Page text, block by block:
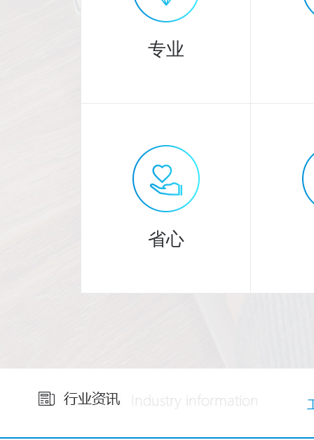
专业
专业
3000余人精英团队
提供专业服务！
20
省心
省心
24小时免费咨询
集团